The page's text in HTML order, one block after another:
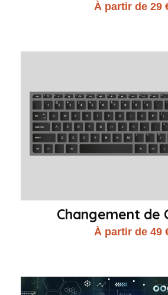
À partir de 29
Changement de
À partir de 49